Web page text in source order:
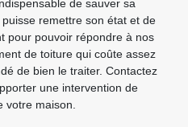
de sauver sa
remettre son état et de
pour pouvoir répondre à nos
de toiture qui coûte assez
de bien le traiter. Contactez
une intervention de
maison.